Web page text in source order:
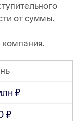
от суммы,
компания.